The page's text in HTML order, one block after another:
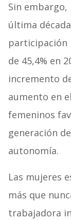
Sin embargo,
última
participación
de 45,4% en
incremento
aumento en
femeninos
generación
autonomía.
Las mujeres
más que
trabajadora